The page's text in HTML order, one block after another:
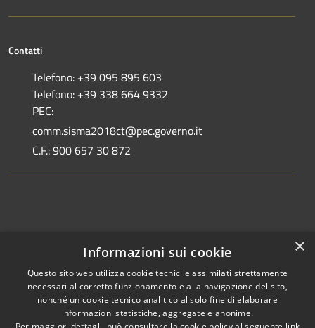
Contatti
Telefono: +39 095 895 603
Telefono: +39 338 664 9332
PEC:
comm.sisma2018ct@pec.governo.it
C.F.: 900 657 30 872
Dichiarazione di accessibilità
×
Informazioni sui cookie
Questo sito web utilizza cookie tecnici e assimilati strettamente
necessari al corretto funzionamento e alla navigazione del sito,
nonché un cookie tecnico analitico al solo fine di elaborare
informazioni statistiche, aggregate e anonime.